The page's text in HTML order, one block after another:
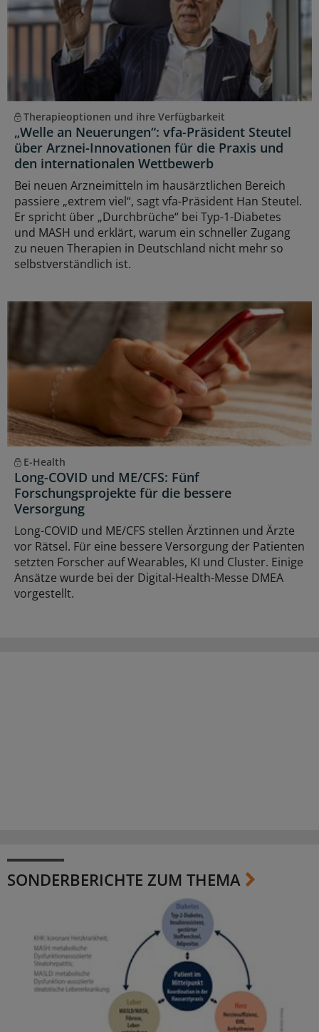
Therapieoptionen und ihre Verfügbarkeit
„Welle an Neuerungen“: vfa-Präsident Steutel
über Arznei-Innovationen für die Praxis und
den internationalen Wettbewerb
Bei neuen Arzneimitteln im hausärztlichen Bereich
passiere „extrem viel“, sagt vfa-Präsident Han Steutel.
Er spricht über „Durchbrüche“ bei Typ-1-Diabetes
und MASH und erklärt, warum ein schneller Zugang
zu neuen Therapien in Deutschland nicht mehr so
selbstverständlich ist.
E-Health
Long-COVID und ME/CFS: Fünf
Forschungsprojekte für die bessere
Versorgung
Long-COVID und ME/CFS stellen Ärztinnen und Ärzte
vor Rätsel. Für eine bessere Versorgung der Patienten
setzten Forscher auf Wearables, KI und Cluster. Einige
Ansätze wurde bei der Digital-Health-Messe DMEA
vorgestellt.
SONDERBERICHTE ZUM THEMA